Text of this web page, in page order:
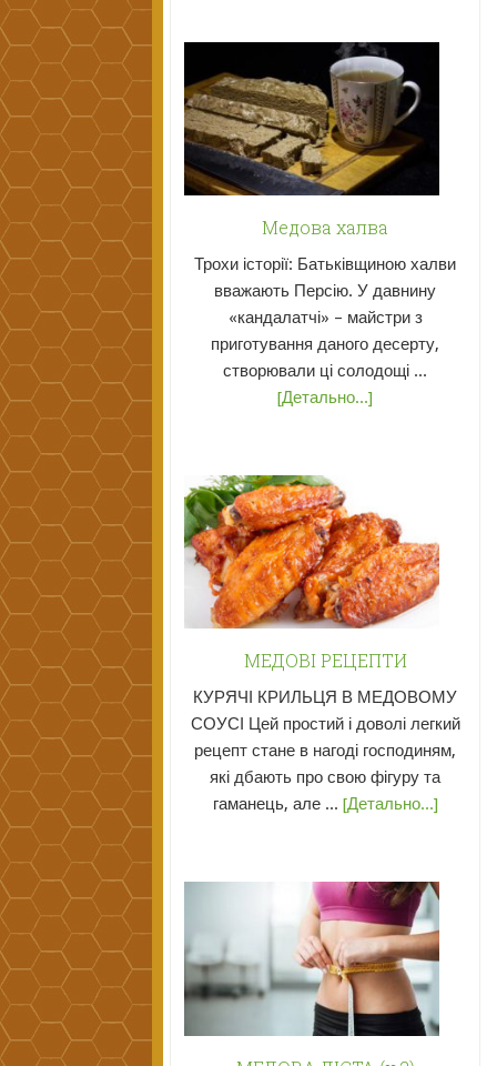
Медова халва
Трохи історії: Батьківщиною халви
вважають Персію. У давнину
«кандалатчі» – майстри з
приготування даного десерту,
створювали ці солодощі ...
[Детально...]
МЕДОВІ РЕЦЕПТИ
КУРЯЧІ КРИЛЬЦЯ В МЕДОВОМУ
СОУСІ Цей простий і доволі легкий
рецепт стане в нагоді господиням,
які дбають про свою фігуру та
гаманець, але ... [Детально...]